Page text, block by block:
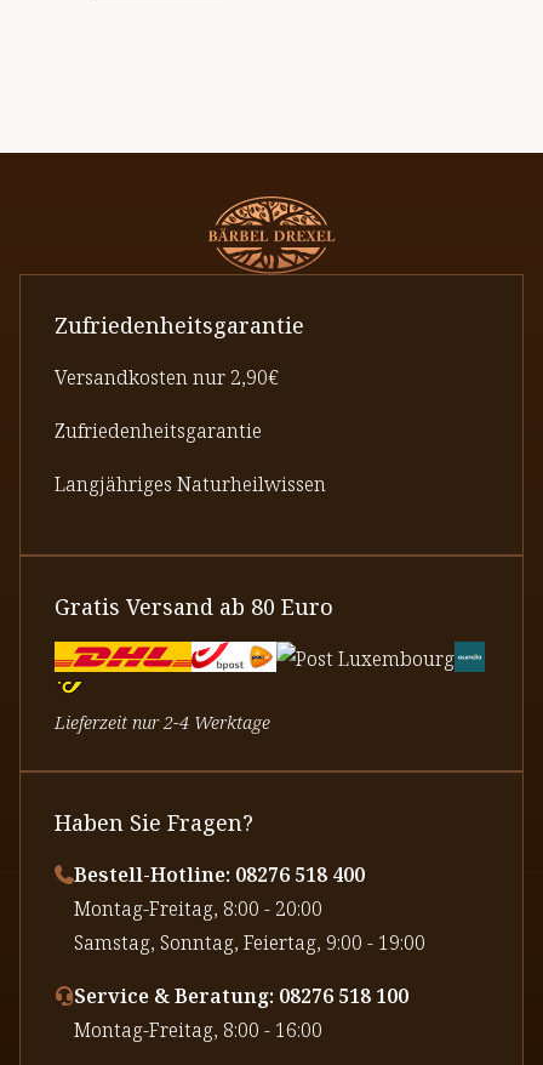
Zufriedenheitsgarantie
Versandkosten nur 2,90€
Zufriedenheitsgarantie
Langjähriges Naturheilwissen
Gratis Versand ab 80 Euro
Lieferzeit nur 2-4 Werktage
Haben Sie Fragen?
Bestell-Hotline: 08276 518 400
⁠Montag-Freitag, 8:00 - 20:00
⁠Samstag, Sonntag, Feiertag, 9:00 - 19:00
Service & Beratung: 08276 518 100
⁠Montag-Freitag, 8:00 - 16:00